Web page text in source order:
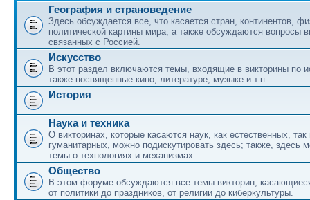
География и страноведение
Здесь обсуждается все, что касается стран, континентов,
политической картины мира, а также обсуждаются вопросы
связанных с Россией.
Искусство
В этот раздел включаются темы, входящие в викторины по
также посвященные кино, литературе, музыке и т.п.
История
Наука и техника
О викторинах, которые касаются наук, как естественных, так
гуманитарных, можно подискутировать здесь; также, здесь
темы о технологиях и механизмах.
Общество
В этом форуме обсуждаются все темы викторин,
от политики до праздников, от религии до киберкультуры.